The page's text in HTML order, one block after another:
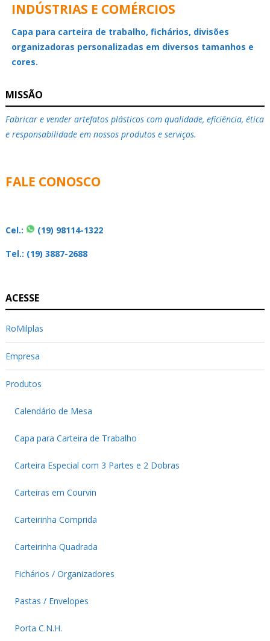
INDÚSTRIAS E COMÉRCIOS
Capa para carteira de trabalho, fichários, divisões
organizadoras personalizadas em diversos tamanhos e
cores.
MISSÃO
Fabricar e vender artefatos plásticos com qualidade, eficiência, ética
e responsabilidade em nossos produtos e serviços.
FALE CONOSCO
Cel.: (19) 98114-1322
Tel.: (19) 3887-2688
ACESSE
RoMilplas
Empresa
Produtos
Calendário de Mesa
Capa para Carteira de Trabalho
Carteira Especial com 3 Partes e 2 Dobras
Carteiras em Courvin
Carteirinha Comprida
Carteirinha Quadrada
Fichários / Organizadores
Pastas / Envelopes
Porta C.N.H.